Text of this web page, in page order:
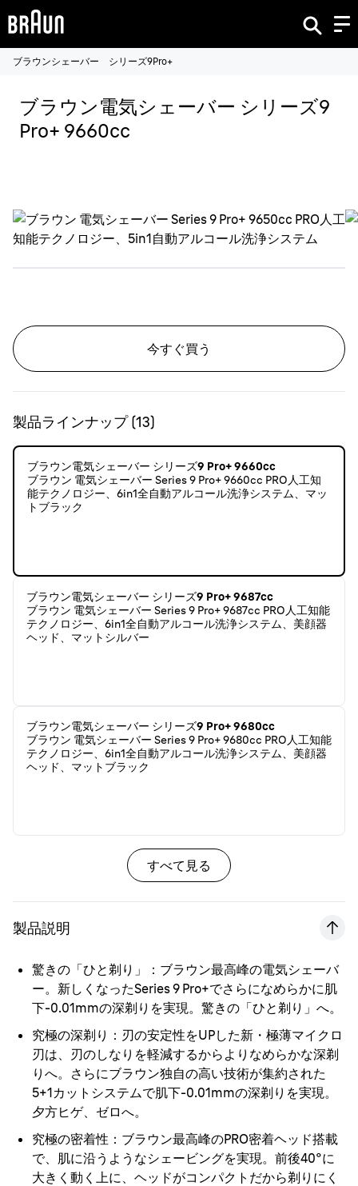
ブラウンシェーバー シリーズ9Pro+
ブラウン電気シェーバー シリーズ9
Pro+ 9660cc
今すぐ買う
製品ラインナップ(13)
ブラウン電気シェーバー シリーズ9 Pro+ 9660cc
ブラウン 電気シェーバー Series 9 Pro+ 9660cc PRO人工知
能テクノロジー、6in1全自動アルコール洗浄システム、マッ
トブラック
ブラウン電気シェーバー シリーズ9 Pro+ 9687cc
ブラウン 電気シェーバー Series 9 Pro+ 9687cc PRO人工知能
テクノロジー、6in1全自動アルコール洗浄システム、美顔器
ヘッド、マットシルバー
ブラウン電気シェーバー シリーズ9 Pro+ 9680cc
ブラウン 電気シェーバー Series 9 Pro+ 9680cc PRO人工知能
テクノロジー、6in1全自動アルコール洗浄システム、美顔器
ヘッド、マットブラック
すべて見る
製品説明
驚きの「ひと剃り」
：ブラウン最高峰の電気シェーバ
ー。新しくなったSeries 9 Pro+でさらになめらかに肌
下-0.01mmの深剃りを実現。驚きの「ひと剃り」へ。
究極の深剃り ：刃の安定性をUPした新・極薄マイクロ
刃は、刃のしなりを軽減するからよりなめらかな深剃
りへ。さらにブラウン独自の高い技術が集約された
5+1カットシステムで肌下-0.01mmの深剃りを実現。
夕方ヒゲ、ゼロへ。
究極の密着性 ：ブラウン最高峰のPRO密着ヘッド搭載
で、肌に沿うようなシェービングを実現。前後40°に
大きく動く上に、ヘッドがコンパクトだから剃りにく